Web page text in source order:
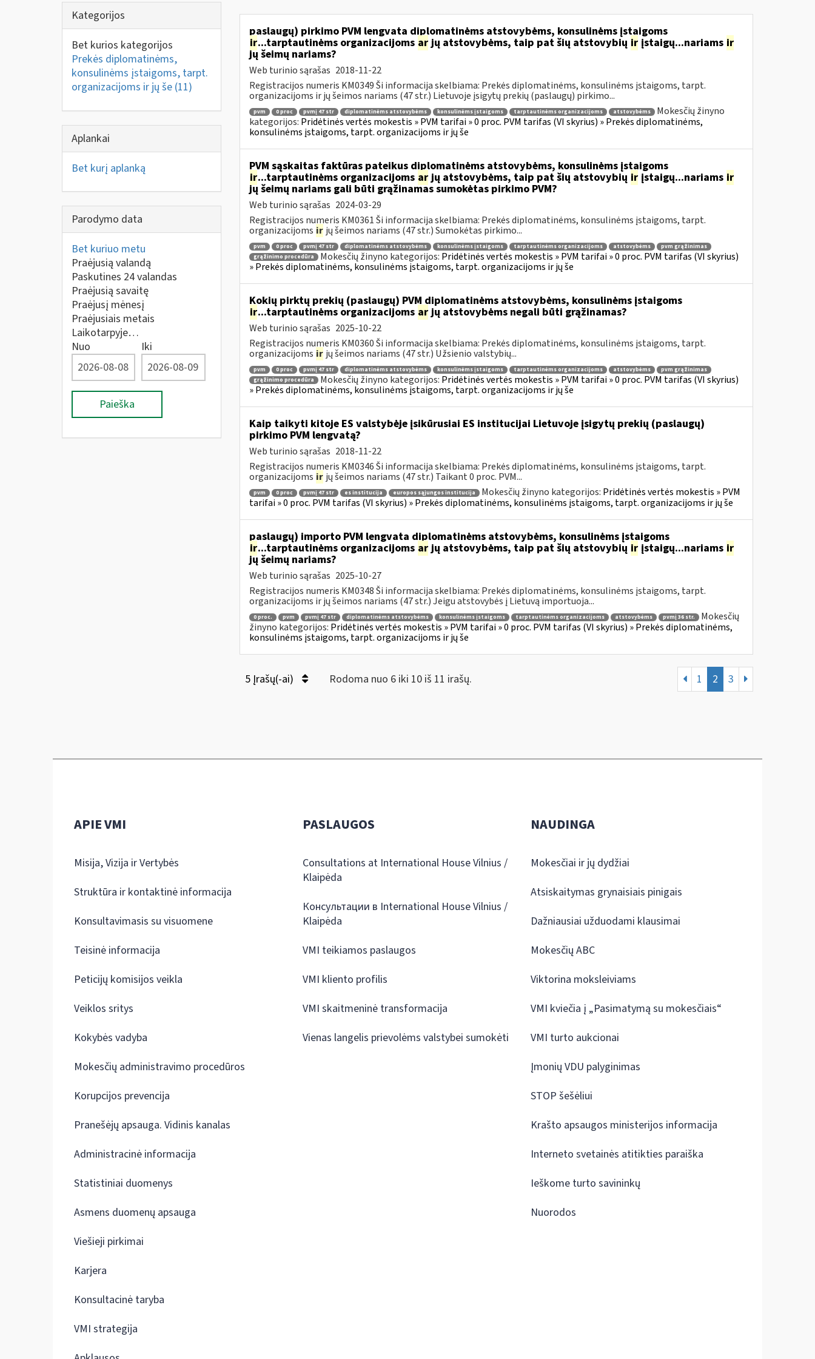
Kategorijos
Bet kurios kategorijos
Prekės diplomatinėms,
konsulinėms įstaigoms, tarpt.
organizacijoms ir jų še (11)
Aplankai
Bet kurį aplanką
Parodymo data
Bet kuriuo metu
Praėjusią valandą
Paskutines 24 valandas
Praėjusią savaitę
Praėjusį mėnesį
Praėjusiais metais
Laikotarpyje…
Nuo
Iki
Paieška
paslaugų) pirkimo PVM lengvata diplomatinėms atstovybėms, konsulinėms įstaigoms
ir...tarptautinėms organizacijoms arjų atstovybėms, taip pat šių atstovybių irįstaigų...nariams ir
jų šeimų nariams?
Web turinio sąrašas 2018-11-22
Registracijos numeris KM0349 Ši informacija skelbiama: Prekės diplomatinėms, konsulinėms įstaigoms, tarpt.
organizacijoms ir jų šeimos nariams (47 str.) Lietuvoje įsigytų prekių (paslaugų) pirkimo...
pvm 0 proc pvmį 47 str diplomatinėms atstovybėms konsulinėms įstaigoms tarptautinėms organizacijoms atstovybėms
Mokesčių žinyno
kategorijos: Pridėtinės vertės mokestis » PVM tarifai » 0 proc. PVM tarifas (VI skyrius) » Prekės diplomatinėms,
konsulinėms įstaigoms, tarpt. organizacijoms ir jų še
PVM sąskaitas faktūras pateikus diplomatinėms atstovybėms, konsulinėms įstaigoms
ir...tarptautinėms organizacijoms arjų atstovybėms, taip pat šių atstovybių irįstaigų...nariams ir
jų šeimų nariams gali būti grąžinamas sumokėtas pirkimo PVM?
Web turinio sąrašas 2024-03-29
Registracijos numeris KM0361 Ši informacija skelbiama: Prekės diplomatinėms, konsulinėms įstaigoms, tarpt.
organizacijoms ir jų šeimos nariams (47 str.) Sumokėtas pirkimo...
pvm 0 proc pvmį 47 str diplomatinėms atstovybėms konsulinėms įstaigoms tarptautinėms organizacijoms atstovybėms
pvm grąžinimas
grąžinimo procedūra
Mokesčių žinyno kategorijos: Pridėtinės vertės mokestis » PVM tarifai » 0 proc. PVM tarifas (VI skyrius)
» Prekės diplomatinėms, konsulinėms įstaigoms, tarpt. organizacijoms ir jų še
Kokių pirktų prekių (paslaugų) PVM diplomatinėms atstovybėms, konsulinėms įstaigoms
ir...tarptautinėms organizacijoms arjų atstovybėms negali būti grąžinamas?
Web turinio sąrašas 2025-10-22
Registracijos numeris KM0360 Ši informacija skelbiama: Prekės diplomatinėms, konsulinėms įstaigoms, tarpt.
organizacijoms ir jų šeimos nariams (47 str.) Užsienio valstybių...
pvm 0 proc pvmį 47 str diplomatinėms atstovybėms konsulinėms įstaigoms tarptautinėms organizacijoms atstovybėms
pvm grąžinimas
grąžinimo procedūra
Mokesčių žinyno kategorijos: Pridėtinės vertės mokestis » PVM tarifai » 0 proc. PVM tarifas (VI skyrius)
» Prekės diplomatinėms, konsulinėms įstaigoms, tarpt. organizacijoms ir jų še
Kaip taikyti kitoje ES valstybėje įsikūrusiai ES institucijai Lietuvoje įsigytų prekių (paslaugų)
pirkimo PVM lengvatą?
Web turinio sąrašas 2018-11-22
Registracijos numeris KM0346 Ši informacija skelbiama: Prekės diplomatinėms, konsulinėms įstaigoms, tarpt.
organizacijoms ir jų šeimos nariams (47 str.) Taikant 0 proc. PVM...
pvm 0 proc pvmį 47 str es institucija europos sąjungos institucija Mokesčių žinyno kategorijos: Pridėtinės vertės mokestis » PVM
tarifai » 0 proc. PVM tarifas (VI skyrius) » Prekės diplomatinėms, konsulinėms įstaigoms, tarpt. organizacijoms ir jų še
paslaugų) importo PVM lengvata diplomatinėms atstovybėms, konsulinėms įstaigoms
ir...tarptautinėms organizacijoms arjų atstovybėms, taip pat šių atstovybių irįstaigų...nariams ir
jų šeimų nariams?
Web turinio sąrašas 2025-10-27
Registracijos numeris KM0348 Ši informacija skelbiama: Prekės diplomatinėms, konsulinėms įstaigoms, tarpt.
organizacijoms ir jų šeimos nariams (47 str.) Jeigu atstovybės į Lietuvą importuoja...
0 proc. pvm pvmį 47 str diplomatinėms atstovybėms konsulinėms įstaigoms tarptautinėms organizacijoms atstovybėms pvmį 36 str.
Mokesčių
žinyno kategorijos: Pridėtinės vertės mokestis » PVM tarifai » 0 proc. PVM tarifas (VI skyrius) » Prekės diplomatinėms,
konsulinėms įstaigoms, tarpt. organizacijoms ir jų še
5 Įrašų(-ai) Rodoma nuo 6 iki 10 iš 11 irašų. 1 2 3
APIE VMI
Misija, Vizija ir Vertybės
Struktūra ir kontaktinė informacija
Konsultavimasis su visuomene
Teisinė informacija
Peticijų komisijos veikla
Veiklos sritys
Kokybės vadyba
Mokesčių administravimo procedūros
Korupcijos prevencija
Pranešėjų apsauga. Vidinis kanalas
Administracinė informacija
Statistiniai duomenys
Asmens duomenų apsauga
Viešieji pirkimai
Karjera
Konsultacinė taryba
VMI strategija
PASLAUGOS
Consultations at International House Vilnius /
Klaipėda
Консультации в International House Vilnius /
Klaipėda
VMI teikiamos paslaugos
VMI kliento profilis
VMI skaitmeninė transformacija
Vienas langelis prievolėms valstybei sumokėti
NAUDINGA
Mokesčiai ir jų dydžiai
Atsiskaitymas grynaisiais pinigais
Dažniausiai užduodami klausimai
Mokesčių ABC
Viktorina moksleiviams
VMI kviečia į „Pasimatymą su mokesčiais“
VMI turto aukcionai
Įmonių VDU palyginimas
STOP šešėliui
Krašto apsaugos ministerijos informacija
Interneto svetainės atitikties paraiška
Ieškome turto savininkų
Nuorodos